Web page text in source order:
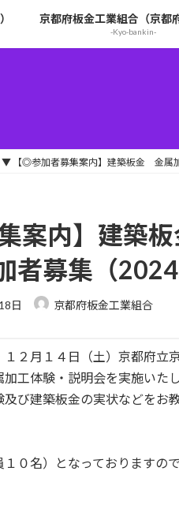
京都府板金工業組合（京都
-Kyo-bankin-
▼ 【◎参加者募集案内】建築板金 金属
案内】建築
募集（
日 京都府板金工業組合
２月１４日（土）京都府立
工体験・説明会を実施いた
び建築板金の実状などをお
０名）となっておりますの